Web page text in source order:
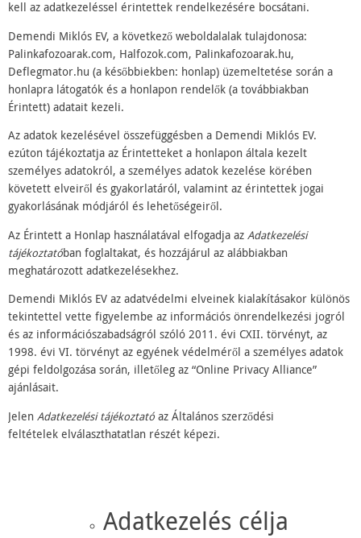
kell az adatkezeléssel érintettek rendelkezésére bocsátani.
Demendi Miklós EV, a következő weboldalalak tulajdonosa:
Palinkafozoarak.com, Halfozok.com, Palinkafozoarak.hu,
Deflegmator.hu (a későbbiekben: honlap) üzemeltetése során a
honlapra látogatók és a honlapon rendelők (a továbbiakban
Érintett) adatait kezeli.
Az adatok kezelésével összefüggésben a Demendi Miklós EV.
ezúton tájékoztatja az Érintetteket a honlapon általa kezelt
személyes adatokról, a személyes adatok kezelése körében
követett elveiről és gyakorlatáról, valamint az érintettek jogai
gyakorlásának módjáról és lehetőségeiről.
Az Érintett a Honlap használatával elfogadja az Adatkezelési
tájékoztatóban foglaltakat, és hozzájárul az alábbiakban
meghatározott adatkezelésekhez.
Demendi Miklós EV az adatvédelmi elveinek kialakításakor különös
tekintettel vette figyelembe az információs önrendelkezési jogról
és az információszabadságról szóló 2011. évi CXII. törvényt, az
1998. évi VI. törvényt az egyének védelméről a személyes adatok
gépi feldolgozása során, illetőleg az “Online Privacy Alliance”
ajánlásait.
Jelen Adatkezelési tájékoztató az Általános szerződési
feltételek elválaszthatatlan részét képezi.
Adatkezelés célja